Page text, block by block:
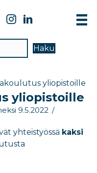
Haku
yliopistoille
yliopistoille
9.5.2022 /
yhteistyössä kaksi